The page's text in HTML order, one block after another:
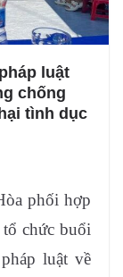
luật
chống
tình dục
phối hợp
chức buổi
luật về